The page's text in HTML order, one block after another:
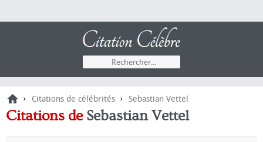
› Citations de célébrités › Sebastian Vettel
Citations de Sebastian Vettel